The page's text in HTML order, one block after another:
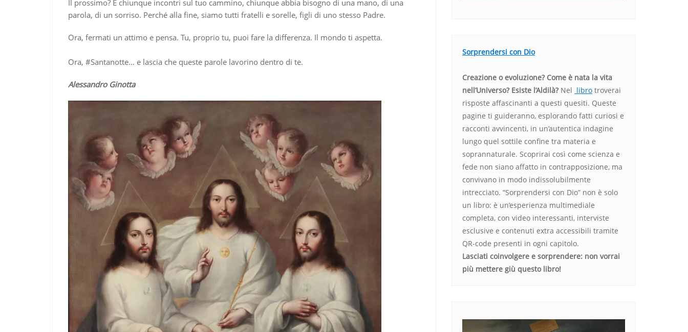
Il prossimo? È chiunque incontri sul tuo cammino, chiunque abbia bisogno di una mano, di una
parola, di un sorriso. Perché alla fine, siamo tutti fratelli e sorelle, figli di uno stesso Padre.
Ora, fermati un attimo e pensa. Tu, proprio tu, puoi fare la differenza. Il mondo ti aspetta.
Ora, #Santanotte… e lascia che queste parole lavorino dentro di te.
Alessandro Ginotta
Sorprendersi con Dio
Creazione o evoluzione? Come è nata la vita
nell’Universo? Esiste l’Aldilà? Nel libro troverai
risposte affascinanti a questi quesiti. Queste
pagine ti guideranno, esplorando fatti curiosi e
racconti avvincenti, in un’autentica indagine
lungo quel sottile confine tra materia e
soprannaturale. Scoprirai così come scienza e
fede non siano affatto in contrapposizione, ma
convivano in modo indissolubilmente
intrecciato. “Sorprendersi con Dio” non è solo
un libro: è un’esperienza multimediale
completa, con video interessanti, interviste
esclusive e contenuti extra accessibili tramite
QR-code presenti in ogni capitolo.
Lasciati coinvolgere e sorprendere: non vorrai
più mettere giù questo libro!